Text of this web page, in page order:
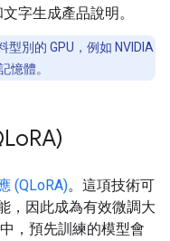
字生成產品說明。
別的 GPU，例如 NVIDIA
憶體。
RA)
(QLoRA)。這項技術可
，因此成為有效微調大
，預先訓練的模型會